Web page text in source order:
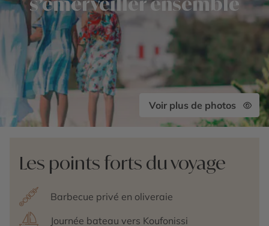
Voir plus de photos
Les points forts du voyage
Barbecue privé en oliveraie
Journée bateau vers Koufonissi